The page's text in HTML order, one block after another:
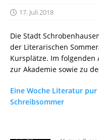
17. Juli 2018
Die Stadt
der Literarischen
Kursplätze. Im
zur Akademie sowie zu
Eine Woche Literatur
Schreibsommer